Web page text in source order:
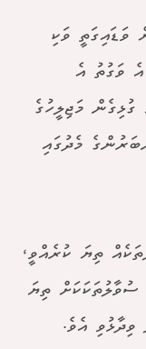
ވަކި
ވަގުތު އެ
މަޖިލީހުގެ
މެދުގައި
ތިޔަ ކުރެއްވީ،
ސުވާލުތަކަކަށް ތިޔަ
އެވެ.